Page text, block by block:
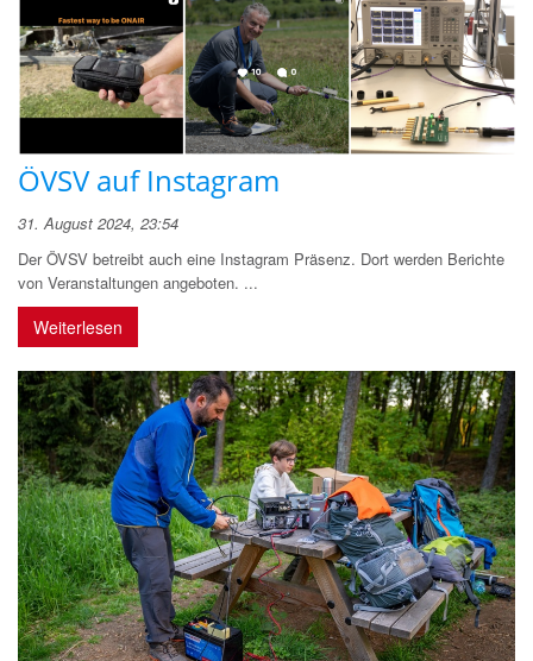
ÖVSV auf Instagram
31. August 2024, 23:54
Der ÖVSV betreibt auch eine Instagram Präsenz. Dort werden Berichte
von Veranstaltungen angeboten. ...
Weiterlesen